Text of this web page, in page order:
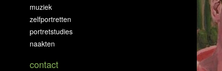
muziek
zelfportretten
portretstudies
naakten
contact